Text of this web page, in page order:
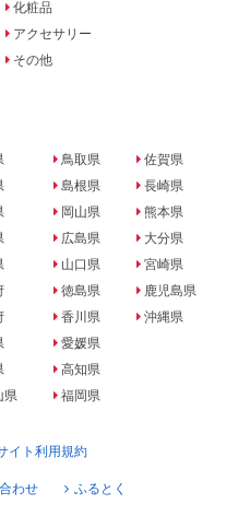
化粧品
アクセサリー
その他
県
鳥取県
島根県
岡山県
広島県
山口県
徳島県
香川県
愛媛県
高知県
福岡県
佐賀県
長崎県
熊本県
大分県
宮崎県
鹿児島県
沖縄県
イト利用規約
わせ ふるとく